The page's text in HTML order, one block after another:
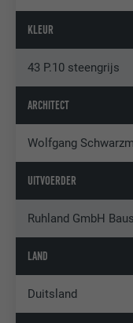
KLEUR
43 P.10 steengrijs
ARCHITECT
Wolfgang
UITVOERDER
Ruhland GmbH
LAND
Duitsland